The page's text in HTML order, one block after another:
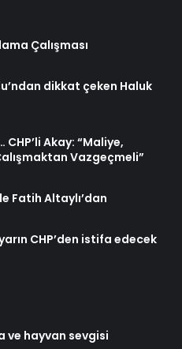
Çalışması
dikkat çeken Haluk
CHP’li Akay: “Maliye,
Vazgeçmeli”
Fatih Altaylı’dan
CHP’den istifa edecek
ve hayvan sevgisi